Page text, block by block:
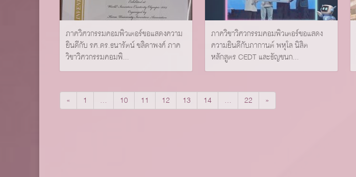
ภาควิศวกรรมคอมพิวเตอร์ขอแสดงความ
ยินดีกับ รศ.ดร.ธนารัตน์ ชลิดาพงศ์ ภาค
วิชาวิศวกรรมคอมพิ...
ภาควิชาวิศวกรรมคอมพิวเตอร์ขอแสดง
ความยินดีกับภากานต์ พหุโล นิสิต
หลักสูตร CEDT และธัญชนก...
« 1 … 10 11 12 13 14 … 22 »